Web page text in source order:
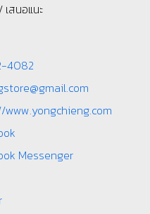
สนอแนะ
4082
Messenger